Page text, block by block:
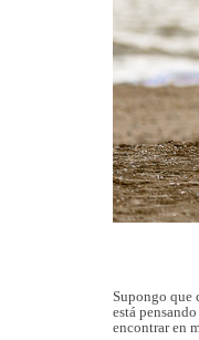
Supongo que
está
encontrar en